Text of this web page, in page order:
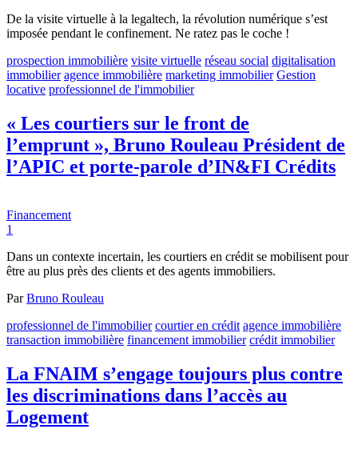
De la visite virtuelle à la legaltech, la révolution numérique s’est
imposée pendant le confinement. Ne ratez pas le coche !
prospection immobilière visite virtuelle réseau social digitalisation
immobilier agence immobilière marketing immobilier Gestion
locative professionnel de l'immobilier
« Les courtiers sur le front de
l’emprunt », Bruno Rouleau Président de
l’APIC et porte-parole d’IN&FI Crédits
Financement
1
Dans un contexte incertain, les courtiers en crédit se mobilisent pour
être au plus près des clients et des agents immobiliers.
ParBruno Rouleau
professionnel de l'immobilier courtier en crédit agence immobilière
transaction immobilière financement immobilier crédit immobilier
La FNAIM s’engage toujours plus contre
les discriminations dans l’accès au
Logement